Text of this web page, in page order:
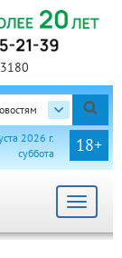
18+
2026 г.
суббота
Toggle